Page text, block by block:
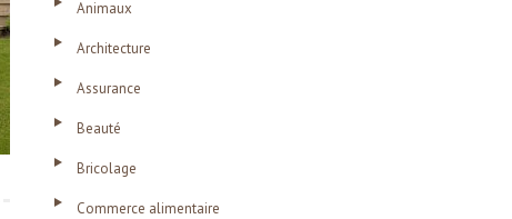
Animaux
Architecture
Assurance
Beauté
Bricolage
Commerce alimentaire